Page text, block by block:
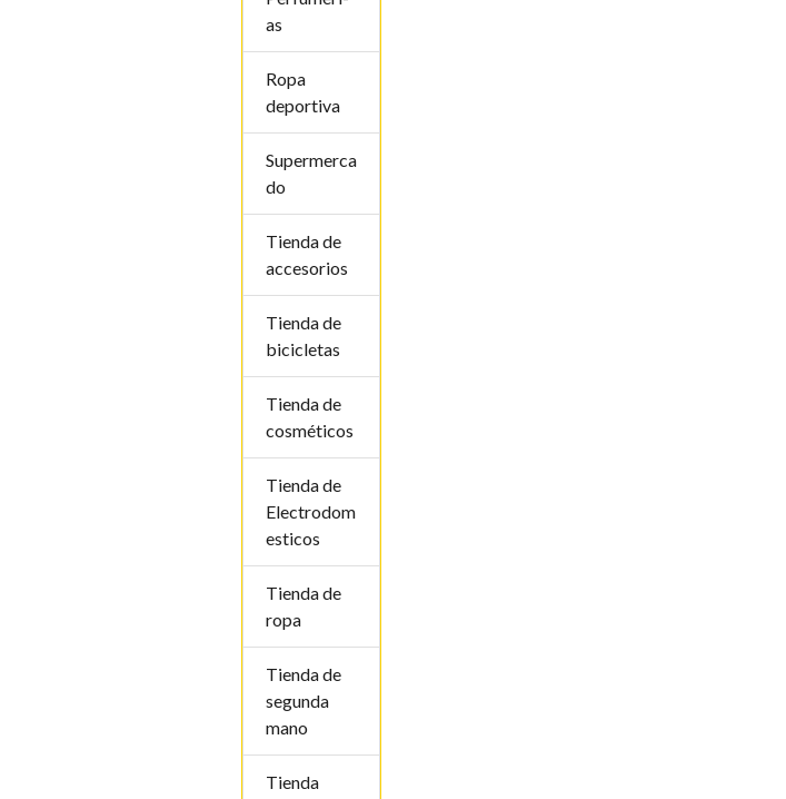
as
Ropa
deportiva
Supermerca
do
Tienda de
accesorios
Tienda de
bicicletas
Tienda de
cosméticos
Tienda de
Electrodom
esticos
Tienda de
ropa
Tienda de
segunda
mano
Tienda